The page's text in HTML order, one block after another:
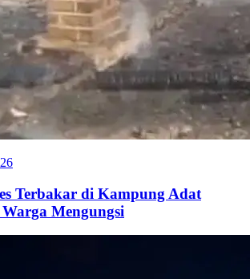
Terbakar di Kampung Adat
Mengungsi